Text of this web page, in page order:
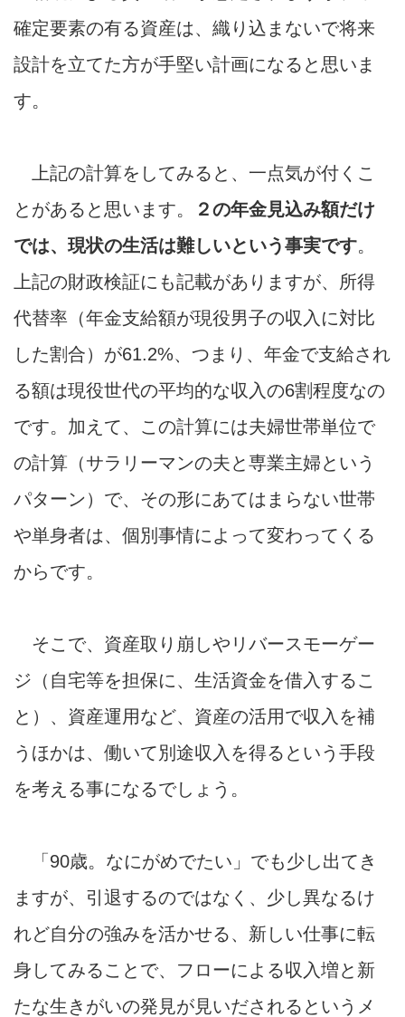
確定要素の有る資産は、織り込まないで将来
設計を立てた方が手堅い計画になると思いま
す。
上記の計算をしてみると、一点気が付くこ
とがあると思います。
２の年金見込み額だけ
では、現状の生活は難しいという事実です。
上記の財政検証にも記載がありますが、所得
代替率（年金支給額が現役男子の収入に対比
した割合）が61.2%、つまり、年金で支給され
る額は現役世代の平均的な収入の6割程度なの
です。加えて、この計算には夫婦世帯単位で
の計算（サラリーマンの夫と専業主婦という
パターン）で、その形にあてはまらない世帯
や単身者は、個別事情によって変わってくる
からです。
そこで、資産取り崩しやリバースモーゲー
ジ（自宅等を担保に、生活資金を借入するこ
と）、資産運用など、資産の活用で収入を補
うほかは、働いて別途収入を得るという手段
を考える事になるでしょう。
「90歳。なにがめでたい」でも少し出てき
ますが、引退するのではなく、少し異なるけ
れど自分の強みを活かせる、新しい仕事に転
身してみることで、フローによる収入増と新
たな生きがいの発見が見いだされるというメ